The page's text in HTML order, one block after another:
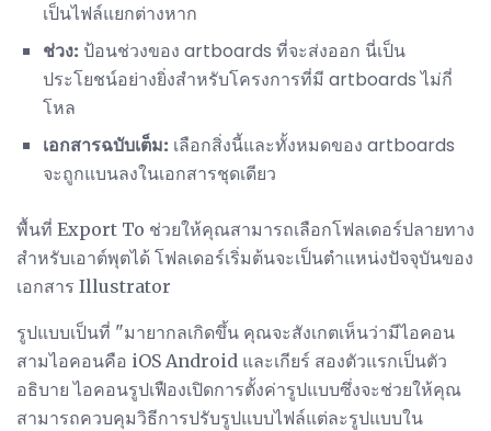
เป็นไฟล์แยกต่างหาก
ช่วง: ป้อนช่วงของ artboards ที่จะส่งออก นี่เป็น
ประโยชน์อย่างยิ่งสำหรับโครงการที่มี artboards ไม่กี่
โหล
เอกสารฉบับเต็ม: เลือกสิ่งนี้และทั้งหมดของ artboards
จะถูกแบนลงในเอกสารชุดเดียว
พื้นที่ Export To ช่วยให้คุณสามารถเลือกโฟลเดอร์ปลายทาง
สำหรับเอาต์พุตได้ โฟลเดอร์เริ่มต้นจะเป็นตำแหน่งปัจจุบันของ
เอกสาร Illustrator
รูปแบบเป็นที่ "มายากลเกิดขึ้น คุณจะสังเกตเห็นว่ามีไอคอน
สามไอคอนคือ iOS Android และเกียร์ สองตัวแรกเป็นตัว
อธิบาย ไอคอนรูปเฟืองเปิดการตั้งค่ารูปแบบซึ่งจะช่วยให้คุณ
สามารถควบคุมวิธีการปรับรูปแบบไฟล์แต่ละรูปแบบใน